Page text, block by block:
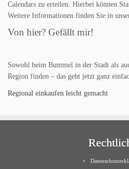
Calendars zu erteilen. Hierbei können
Weitere Informationen finden Sie in
Von hier? Gefällt mir!
Sowohl beim Bummel in der Stadt als
Region finden – das geht jetzt ganz
Regional einkaufen leicht gemacht